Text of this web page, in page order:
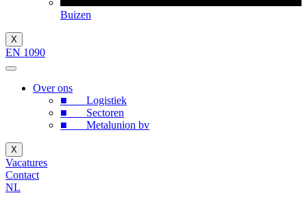
Buizen
X
EN 1090
Over ons
■ Logistiek
■ Sectoren
■ Metalunion bv
X
Vacatures
Contact
NL